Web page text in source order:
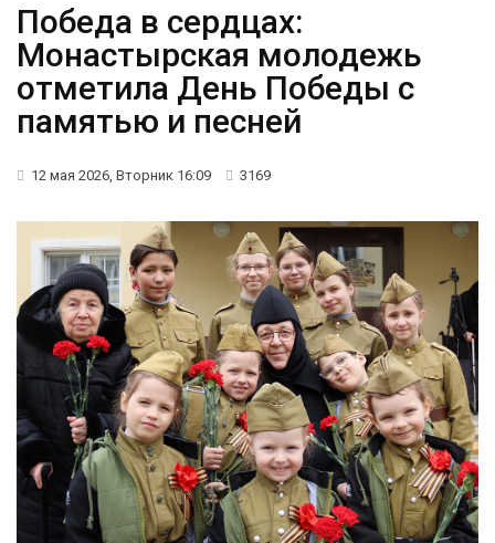
Победа в сердцах:
Монастырская молодежь
отметила День Победы с
памятью и песней
12 мая 2026, Вторник 16:09 3169